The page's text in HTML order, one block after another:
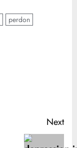
perdon
Next